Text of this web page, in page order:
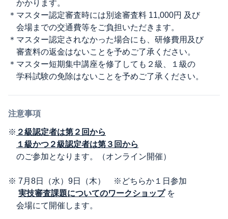
かかります。
＊マスター認定審査時には別途審査料 11,000円 及び
会場までの交通費等をご負担いただきます。
＊マスター認定されなかった場合にも、研修費用及び
審査料の返金はないことを予めご了承ください。
＊マスター短期集中講座を修了しても２級、１級の
学科試験の免除はないことを予めご了承ください。
注意事項
※ ２級認定者は第２回から
１級かつ２級認定者は第３回から
のご参加となります。（オンライン開催）
※ 7月8日（水）9日（木） ※どちらか１日参加
実技審査課題についてのワークショップを
会場にて開催します。